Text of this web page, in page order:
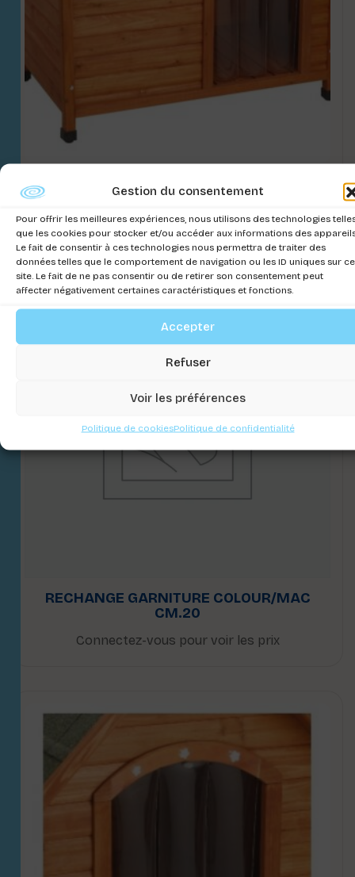
Gestion du consentement
Pour offrir les meilleures expériences, nous utilisons des technologies
que les cookies pour stocker et/ou accéder aux informations des
Le fait de consentir à ces technologies nous permettra de traiter des
données telles que le comportement de navigation ou les ID uniques sur ce
site. Le fait de ne pas consentir ou de retirer son consentement peut
affecter négativement certaines caractéristiques et fonctions.
Accepter
Refuser
Voir les préférences
Politique de cookiesPolitique de confidentialité
RECHANGE GARNITURE COLOUR/MAC
CM.20
Connectez-vous pour voir les prix